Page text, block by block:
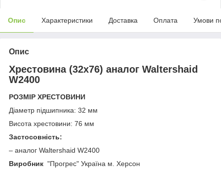
Опис Характеристики Доставка Оплата Умови
Опис
Хрестовина (32х76) аналог Waltershaid
W2400
РОЗМІР ХРЕСТОВИНИ
Діаметр підшипника: 32 мм
Висота хрестовини: 76 мм
Застосовність:
– аналог Waltershaid W2400
Виробник "Прогрес" Україна м. Херсон